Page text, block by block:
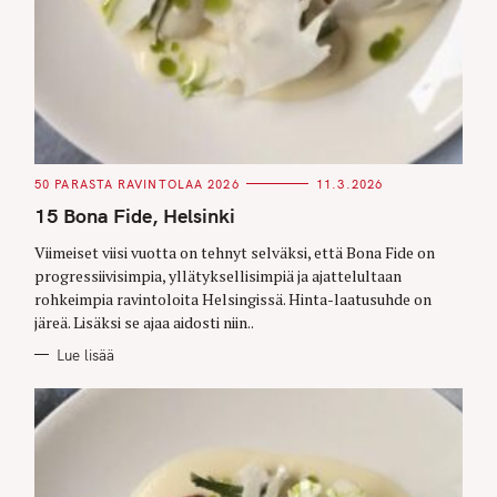
C
T
E
O
R
I
E
S
50 PARASTA RAVINTOLAA 2026 11.3.2026
15 Bona Fide, Helsinki
Viimeiset viisi vuotta on tehnyt selväksi, että Bona Fide on
progressiivisimpia, yllätyksellisimpiä ja ajattelultaan
rohkeimpia ravintoloita Helsingissä. Hinta-laatusuhde on
järeä. Lisäksi se ajaa aidosti niin..
Lue lisää